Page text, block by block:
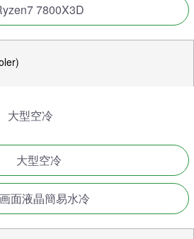
7800X3D
大型空冷
大型空冷
面液晶簡易水冷